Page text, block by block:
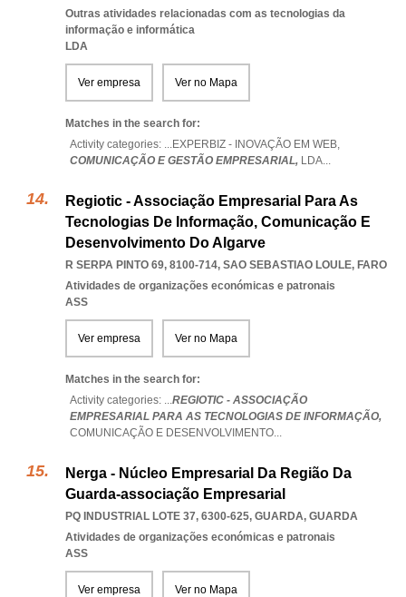
Outras atividades relacionadas com as tecnologias da
informação e informática
LDA
Ver empresa Ver no Mapa
Matches in the search for:
Activity categories: ...EXPERBIZ - INOVAÇÃO EM WEB,
COMUNICAÇÃO E GESTÃO EMPRESARIAL, LDA...
Regiotic - Associação Empresarial Para As
Tecnologias De Informação, Comunicação E
Desenvolvimento Do Algarve
R SERPA PINTO 69, 8100-714, SAO SEBASTIAO LOULE, FARO
Atividades de organizações económicas e patronais
ASS
Ver empresa Ver no Mapa
Matches in the search for:
Activity categories: ...REGIOTIC - ASSOCIAÇÃO
EMPRESARIAL PARA AS TECNOLOGIAS DE INFORMAÇÃO,
COMUNICAÇÃO E DESENVOLVIMENTO...
Nerga - Núcleo Empresarial Da Região Da
Guarda-associação Empresarial
PQ INDUSTRIAL LOTE 37, 6300-625, GUARDA, GUARDA
Atividades de organizações económicas e patronais
ASS
Ver empresa Ver no Mapa